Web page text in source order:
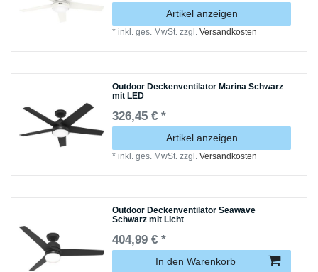
Artikel anzeigen
*inkl. ges. MwSt. zzgl.Versandkosten
Outdoor Deckenventilator Marina Schwarz
mit LED
326,45 € *
Artikel anzeigen
*inkl. ges. MwSt. zzgl.Versandkosten
Outdoor Deckenventilator Seawave
Schwarz mit Licht
404,99 € *
In den Warenkorb